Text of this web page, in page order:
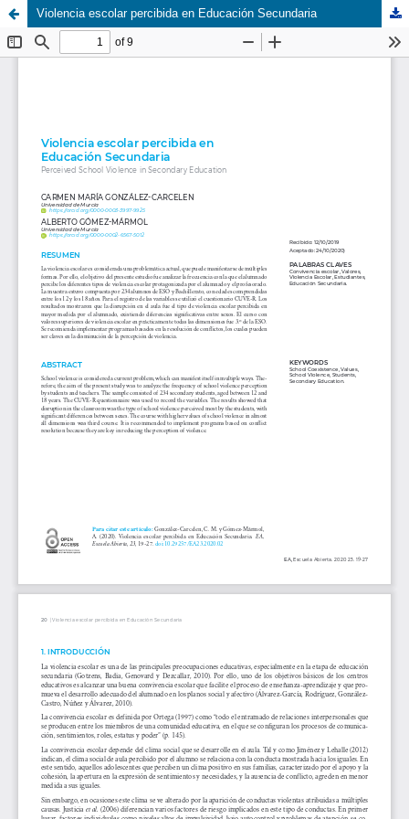
Violencia escolar percibida en Educación Secundaria